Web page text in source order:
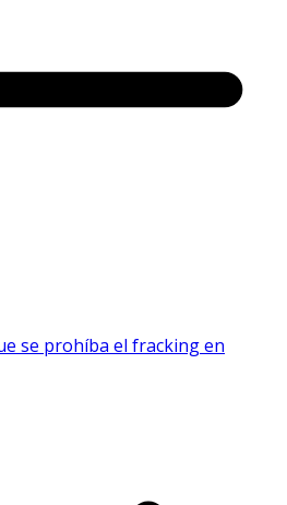
se prohíba el fracking en